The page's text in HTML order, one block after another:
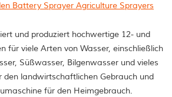
Battery Sprayer Agriculture Sprayers
und produziert hochwertige 12- und
für viele Arten von Wasser, einschließlich
Süßwasser, Bilgenwasser und vieles
den landwirtschaftlichen Gebrauch und
für den Heimgebrauch.